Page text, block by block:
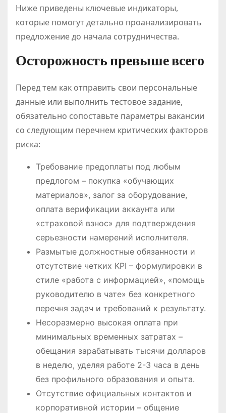
Ниже приведены ключевые индикаторы,
которые помогут детально проанализировать
предложение до начала сотрудничества.
Осторожность превыше всего
Перед тем как отправить свои персональные
данные или выполнить тестовое задание,
обязательно сопоставьте параметры вакансии
со следующим перечнем критических факторов
риска:
Требование предоплаты под любым
предлогом – покупка «обучающих
материалов», залог за оборудование,
оплата верификации аккаунта или
«страховой взнос» для подтверждения
серьезности намерений исполнителя.
Размытые должностные обязанности и
отсутствие четких KPI – формулировки в
стиле «работа с информацией», «помощь
руководителю в чате» без конкретного
перечня задач и требований к результату.
Несоразмерно высокая оплата при
минимальных временных затратах –
обещания зарабатывать тысячи долларов
в неделю, уделяя работе 2-3 часа в день
без профильного образования и опыта.
Отсутствие официальных контактов и
корпоративной истории – общение